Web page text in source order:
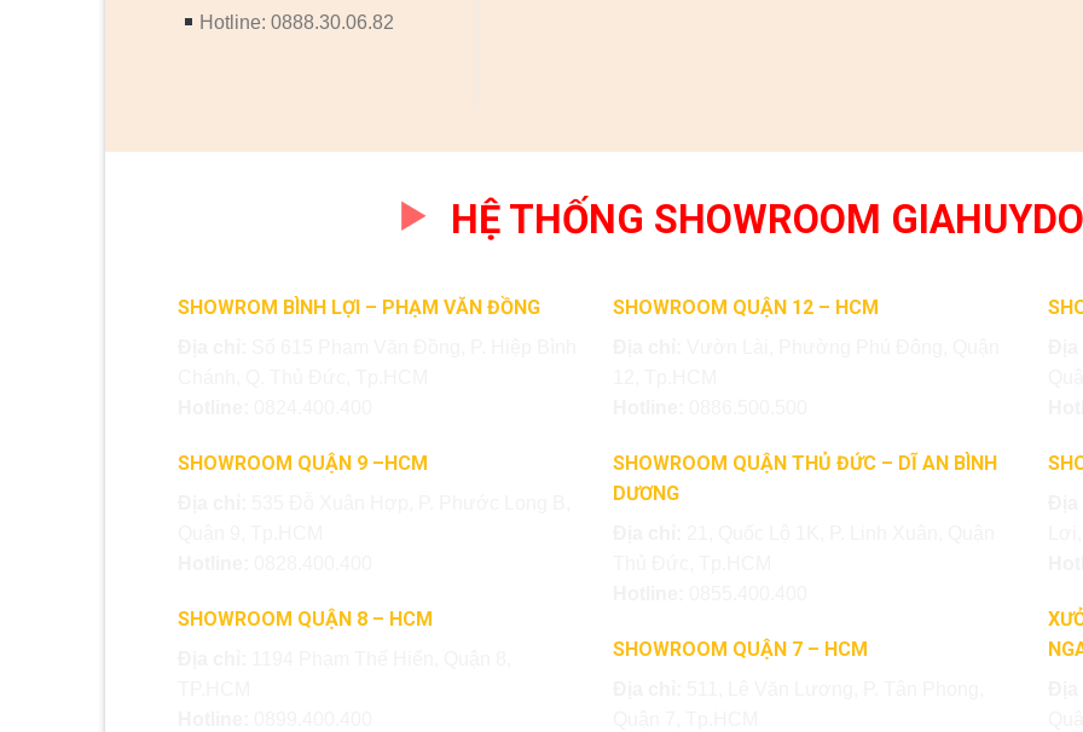
Hotline: 0888.30.06.82
HỆ THỐNG SHOWROOM
SHOWROM BÌNH LỢI – PHẠM VĂN ĐỒNG
SHOWROOM QUẬN 9 –HCM
SHOWROOM QUẬN 8 – HCM
SHOWROOM QUẬN 12 – HCM
SHOWROOM QUẬN THỦ ĐỨC – DĨ AN BÌNH
DƯƠNG
SHOWROOM QUẬN 7 – HCM